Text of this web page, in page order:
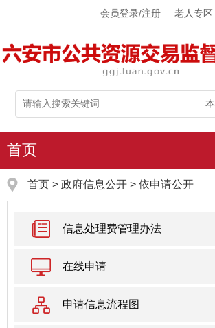
会员登录/注册 老人专区
首页
首页 > 政府信息公开 > 依申请公开
信息处理费管理办法
在线申请
申请信息流程图